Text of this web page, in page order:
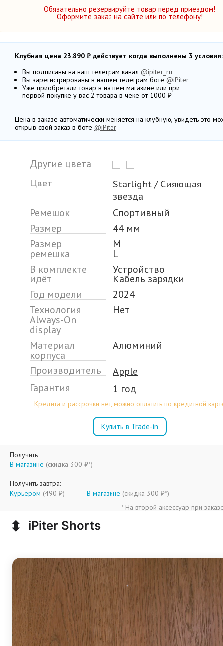
Обязательно резервируйте товар перед приездом!
Оформите заказ на сайте или по телефону!
Клубная цена 23.890 ₽ действует когда выполнены 3 условия:
Вы подписаны на наш телеграм канал @ipiter_ru
Вы зарегистрированы в нашем телеграм боте @iPiter
Уже приобретали товар в нашем магазине или при
первой покупке у вас 2 товара в чеке от 1000 ₽
Цена в заказе автоматически меняется на клубную, увидеть это
открыв свой заказ в боте @iPiter
Другие цвета
Цвет
Starlight / Сияющая
звезда
Ремешок
Спортивный
Размер
44 мм
Размер
ремешка
M
L
В комплекте
идёт
Устройство
Кабель зарядки
Год модели
2024
Технология
Always-On
display
Нет
Материал
корпуса
Алюминий
Производитель
Apple
Гарантия
1 год
Кредита и рассрочки нет, можно оплатить по кредитной
Купить в Trade-in
Получить
В магазине (скидка 300 ₽*)
Получить завтра:
Курьером (490 ₽) В магазине (скидка 300 ₽*)
* На второй аксессуар при
⬍ iPiter Shorts